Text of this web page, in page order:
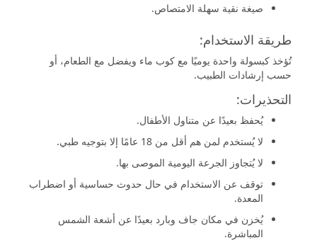
صيغة نقية سهلة الامتصاص.
طريقة الاستخدام:
تُؤخذ كبسولة واحدة يوميًا مع كوب ماء ويفضل مع الطعام، أو
حسب إرشادات الطبيب.
التحذيرات:
يُحفظ بعيدًا عن متناول الأطفال.
لا يُستخدم لمن هم أقل من 18 عامًا إلا بتوجيه طبي.
لا يُتجاوز الجرعة اليومية الموصى بها.
توقف عن الاستخدام في حال حدوث حساسية أو اضطراب
المعدة.
يُخزن في مكان جاف وبارد بعيدًا عن أشعة الشمس
المباشرة.